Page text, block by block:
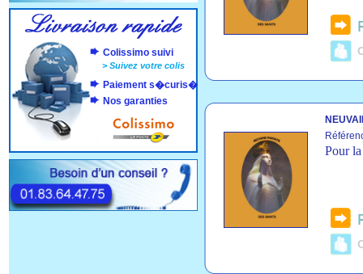
Colissimo suivi
>Suivez votre colis
Paiement s�curis�
Nos garanties
Pour